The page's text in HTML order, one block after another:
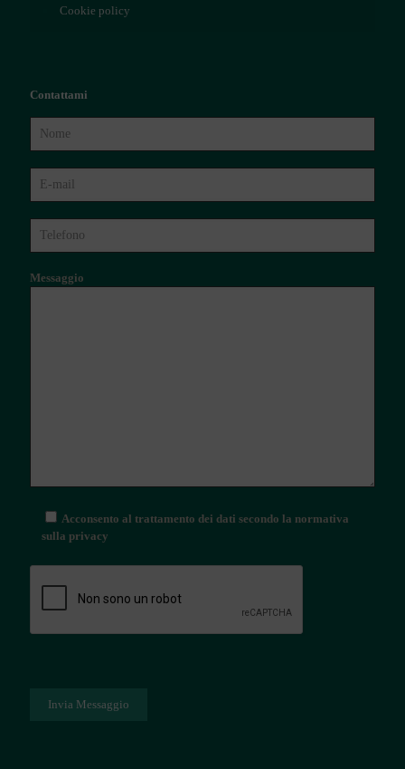
Cookie policy
Contattami
Messaggio
Acconsento al trattamento dei dati secondo la normativa
sulla privacy